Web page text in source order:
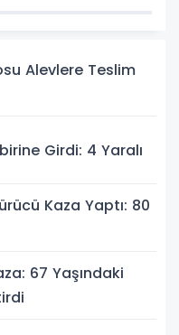
Alevlere Teslim
Girdi: 4 Yaralı
Kaza Yaptı: 80
67 Yaşındaki